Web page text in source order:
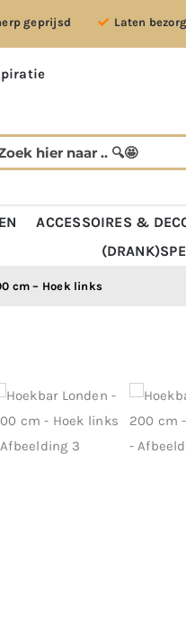
geprijsd Laten
ACCESSOIRES &
cm – Hoek links